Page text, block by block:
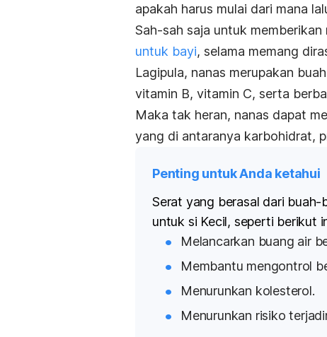
apakah harus mulai dari mana
Sah-sah saja untuk
untuk bayi, selama memang
Lagipula, nanas merupakan
vitamin B, vitamin C, serta
Maka tak heran, nanas dapat
yang di antaranya karbohidrat,
Penting untuk Anda ketahui
Serat yang berasal dari buah-
untuk si Kecil, seperti berikut
Melancarkan buang air
Membantu mengontrol
Menurunkan kolesterol.
Menurunkan risiko